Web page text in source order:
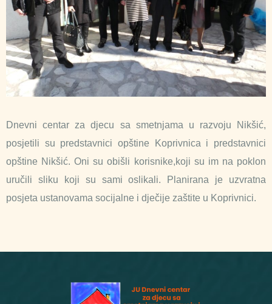
Dnevni centar za djecu sa smetnjama u razvoju Nikšić,
posjetili su predstavnici opštine Koprivnica i predstavnici
opštine Nikšić. Oni su obišli korisnike,koji su im na poklon
uručili sliku koji su sami oslikali. Planirana je uzvratna
posjeta ustanovama socijalne i dječije zaštite u Koprivnici.